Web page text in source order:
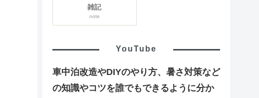
雑記
note
YouTube
車中泊改造やDIYのやり方、暑さ対策など
の知識やコツを誰でもできるように分か